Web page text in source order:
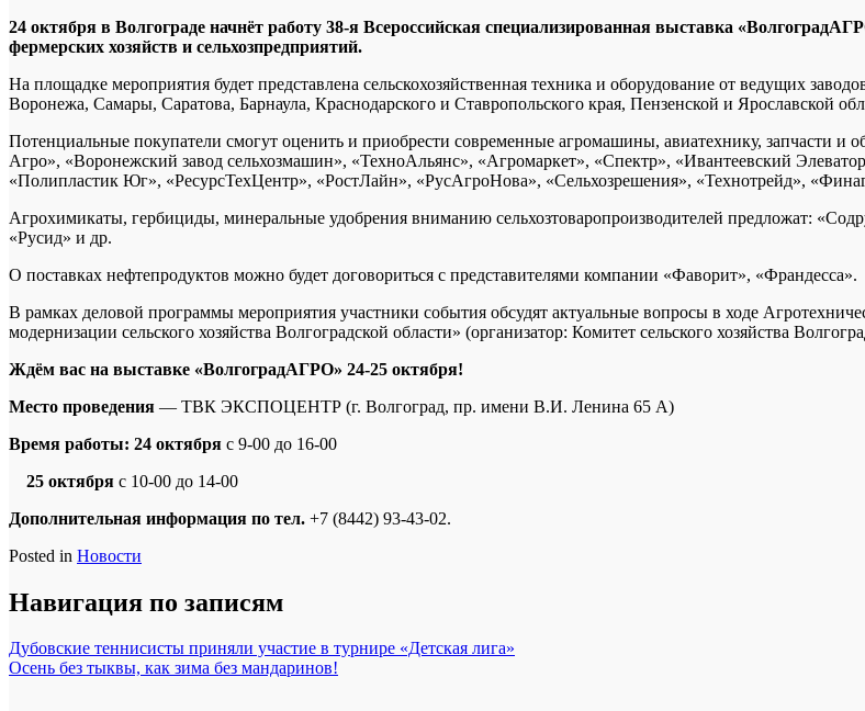
24 октября в Волгограде начнёт работу 38-я Всероссийская специализированная выставка
фермерских хозяйств и сельхозпредприятий.
На площадке мероприятия будет представлена сельскохозяйственная техника и оборудование от ведущих
Воронежа, Самары, Саратова, Барнаула, Краснодарского и Ставропольского края, Пензенской и Ярославской
Потенциальные покупатели смогут оценить и приобрести современные агромашины, авиатехнику, запчасти
Агро», «Воронежский завод сельхозмашин», «ТехноАльянс», «Агромаркет», «Спектр», «Ивантеевский
«Полипластик Юг», «РесурсТехЦентр», «РостЛайн», «РусАгроНова», «Сельхозрешения», «Технотрейд»,
Агрохимикаты, гербициды, минеральные удобрения вниманию сельхозтоваропроизводителей предложат:
«Русид» и др.
О поставках нефтепродуктов можно будет договориться с представителями компании «Фаворит», «Франдесса».
В рамках деловой программы мероприятия участники события обсудят актуальные вопросы в ходе
модернизации сельского хозяйства Волгоградской области» (организатор: Комитет сельского хозяйства
Ждём вас на выставке «ВолгоградАГРО» 24-25 октября!
Место проведения — ТВК ЭКСПОЦЕНТР (г. Волгоград, пр. имени В.И. Ленина 65 А)
Время работы: 24 октября с 9-00 до 16-00
25 октября с 10-00 до 14-00
Дополнительная информация по тел. +7 (8442) 93-43-02.
Posted in Новости
Навигация по записям
Дубовские теннисисты приняли участие в турнире «Детская лига»
Осень без тыквы, как зима без мандаринов!